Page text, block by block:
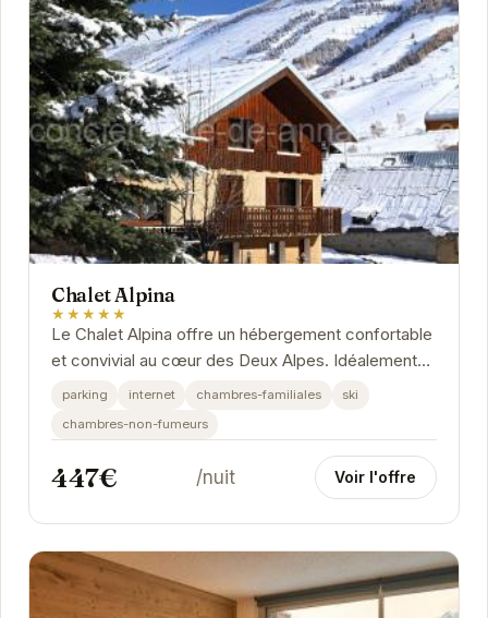
Chalet Alpina
★★★★★
Le Chalet Alpina offre un hébergement confortable
et convivial au cœur des Deux Alpes. Idéalement
situé à proximité des pistes de ski, ce...
parking internet chambres-familiales
ski
chambres-non-fumeurs
447€ /nuit Voir l'offre